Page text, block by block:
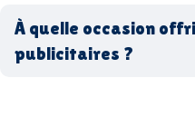
recyclés, fabriqués en
biodégradables ou
entreprise
goodies
À quelle occasion
publicitaires ?